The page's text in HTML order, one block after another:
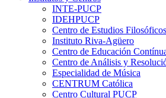
INTE-PUCP
IDEHPUCP
Centro de Estudios Filosóficos
Instituto Riva-Agüero
Centro de Educación
Centro de Análisis y
Especialidad de Música
CENTRUM Católica
Centro Cultural PUCP